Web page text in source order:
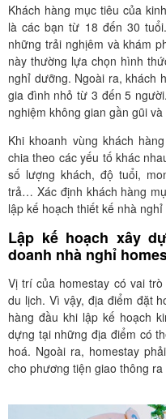
Khách hàng mục tiêu của
là các bạn từ 18 đến 30
những trải nghịêm và khám
này thường lựa chọn hình
nghỉ dưỡng. Ngoài ra, khách
gia đình nhỏ từ 3 đến 5
nghiệm không gian gần gũi
Khi khoanh vùng khách
chia theo các yếu tố khác
số lượng khách, độ tuổi,
trả… Xác định khách hàng
lập kế hoạch thiết kế nhà
Lập kế hoạch xây
doanh nhà nghỉ
Vị trí của homestay có vai
du lịch. Vì vậy, địa điểm đặt
hàng đầu khi lập kế hoạch
dựng tại những địa điểm có
hoá. Ngoài ra, homestay
cho phương tiện giao thông ra